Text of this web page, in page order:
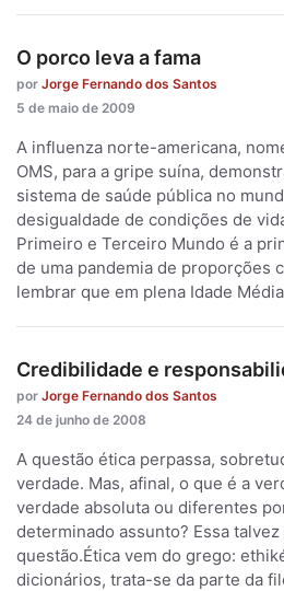
O porco leva a fama
por Jorge Fernando dos Santos
5 de maio de 2009
A influenza norte-americana,
OMS, para a gripe suína,
sistema de saúde pública no
desigualdade de condições de
Primeiro e Terceiro Mundo é a
de uma pandemia de proporções
lembrar que em plena Idade
Credibilidade e
por Jorge Fernando dos Santos
24 de junho de 2008
A questão ética perpassa,
verdade. Mas, afinal, o que é a
verdade absoluta ou diferentes
determinado assunto? Essa
questão.Ética vem do grego:
dicionários, trata-se da parte da